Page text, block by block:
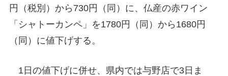
円（税別）から730円（同）に、仏産の赤ワイン
「シャトーカンペ」を1780円（同）から1680円
（同）に値下げする。
1日の値下げに併せ、県内では与野店で3日ま